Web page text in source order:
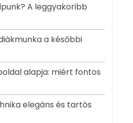
A leggyakoribb
a későbbi
alapja: miért fontos
elegáns és tartós